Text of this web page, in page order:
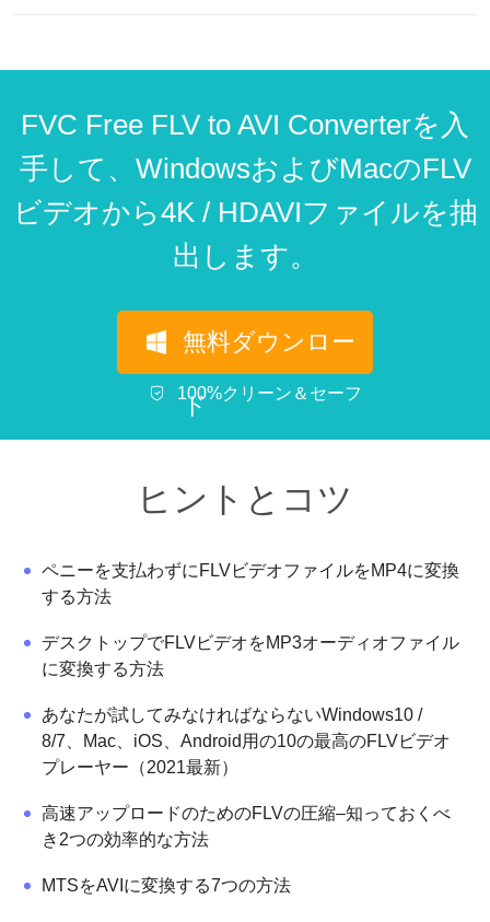
FVC Free FLV to AVI Converterを入
手して、WindowsおよびMacのFLV
ビデオから4K / HDAVIファイルを抽
出します。
無料ダウンロー
ド
100%クリーン＆セーフ
ヒントとコツ
ペニーを支払わずにFLVビデオファイルをMP4に変換
する方法
デスクトップでFLVビデオをMP3オーディオファイル
に変換する方法
あなたが試してみなければならないWindows10 /
8/7、Mac、iOS、Android用の10の最高のFLVビデオ
プレーヤー（2021最新）
高速アップロードのためのFLVの圧縮–知っておくべ
き2つの効率的な方法
MTSをAVIに変換する7つの方法